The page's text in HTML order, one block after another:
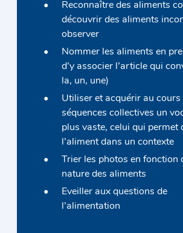
Reconnaître des aliments
découvrir des aliments
observer
Nommer les aliments en
d’y associer l’article qui
la, un, une)
Utiliser et acquérir au cours
séquences collectives un
plus vaste, celui qui permet
l’aliment dans un contexte
Trier les photos en fonction
nature des aliments
Eveiller aux questions de
l’alimentation